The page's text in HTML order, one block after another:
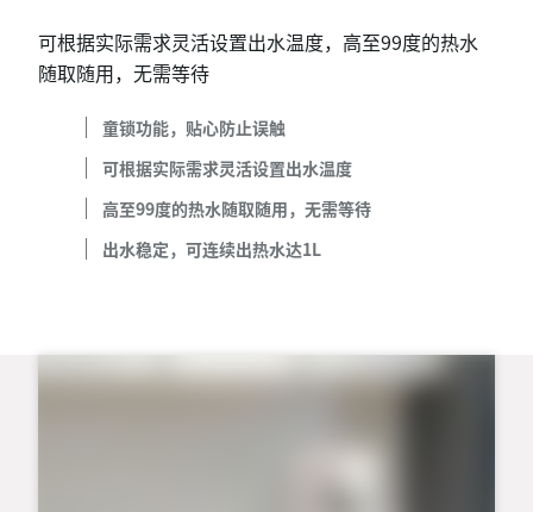
可根据实际需求灵活设置出水温度，高至99度的热水
随取随用，无需等待
童锁功能，贴心防止误触
可根据实际需求灵活设置出水温度
高至99度的热水随取随用，无需等待
出水稳定，可连续出热水达1L